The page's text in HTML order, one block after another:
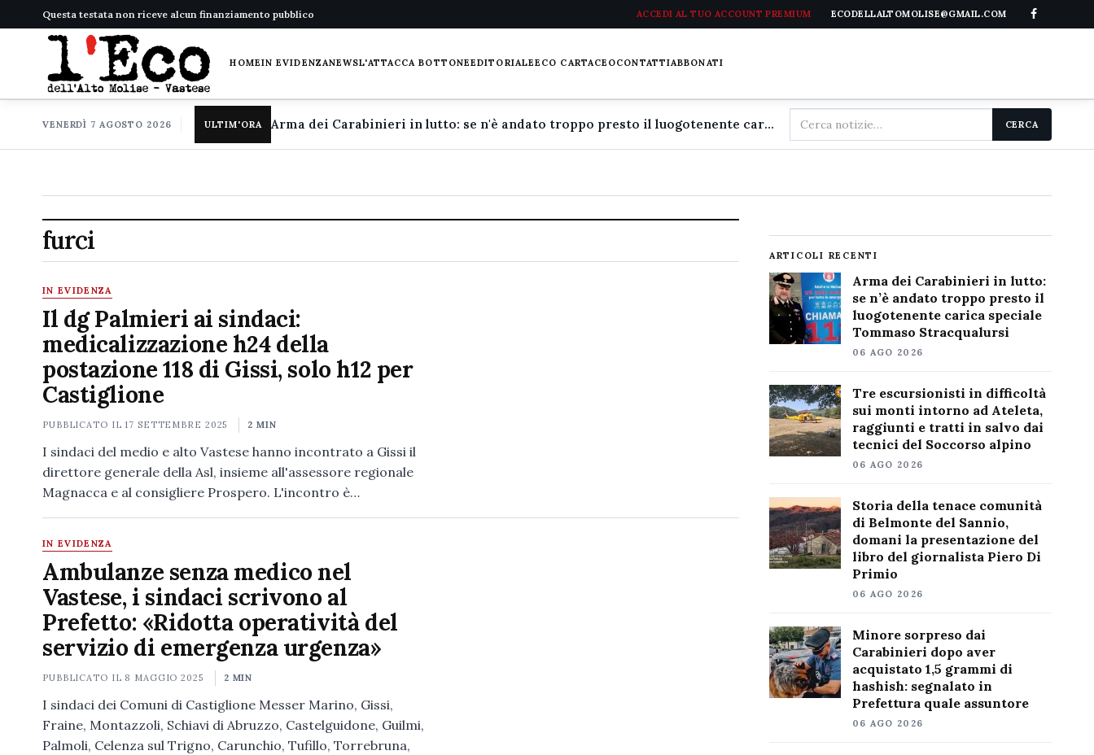
Questa testata non riceve alcun finanziamento pubblico ACCEDI AL TUO ACCOUNT PREMIUM ECODELLALTOMOLISE@GMAIL.COM
HOMEIN EVIDENZANEWSL'ATTACCA BOTTONEEDITORIALEECO CARTACEOCONTATTIABBONATI
VENERDÌ 7 AGOSTO 2026 ULTIM'ORA Arma dei Carabinieri in lutto: se n'è andato troppo presto il luogotenente carica speciale Tommaso Stracqualursi
Cerca
nel
CERCA
furci
IN EVIDENZA
Il dg Palmieri ai sindaci:
medicalizzazione h24 della
postazione 118 di Gissi, solo h12 per
Castiglione
PUBBLICATO IL17 SETTEMBRE 2025 2 MIN
I sindaci del medio e alto Vastese hanno incontrato a Gissi il
direttore generale della Asl, insieme all'assessore regionale
Magnacca e al consigliere Prospero. L'incontro è…
IN EVIDENZA
Ambulanze senza medico nel
Vastese, i sindaci scrivono al
Prefetto: «Ridotta operatività del
servizio di emergenza urgenza»
PUBBLICATO IL 8 MAGGIO 2025 2 MIN
I sindaci dei Comuni di Castiglione Messer Marino, Gissi,
Fraine, Montazzoli, Schiavi di Abruzzo, Castelguidone, Guilmi,
Palmoli, Celenza sul Trigno, Carunchio, Tufillo, Torrebruna,
ARTICOLI RECENTI
Arma dei Carabinieri in lutto:
se n’è andato troppo presto il
luogotenente carica speciale
Tommaso Stracqualursi
06 AGO 2026
Tre escursionisti in difficoltà
sui monti intorno ad Ateleta,
raggiunti e tratti in salvo dai
tecnici del Soccorso alpino
06 AGO 2026
Storia della tenace comunità
di Belmonte del Sannio,
domani la presentazione del
libro del giornalista Piero Di
Primio
06 AGO 2026
Minore sorpreso dai
Carabinieri dopo aver
acquistato 1,5 grammi di
hashish: segnalato in
Prefettura quale assuntore
06 AGO 2026